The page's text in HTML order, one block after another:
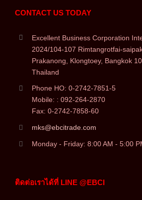
CONTACT US TODAY
Excellent Business Corporation
2024/104-107 Rimtangrotfai-
Prakanong, Klongtoey, Bangkok
Thailand
Phone HO: 0-2742-7851-5
Mobile: : 092-264-2870
Fax: 0-2742-7858-60
mks@ebcitrade.com
Monday - Friday: 8:00 AM - 5:00
ติดต่อเราได้ที่ LINE @EBCI